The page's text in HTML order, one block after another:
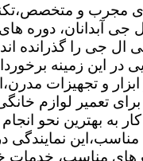
مجرب و
جی آبدانان، دوره
ال جی را گذرانده
در این زمینه
و تجهیزات
تعمیر لوازم
به بهترین نحو
نمایندگی
های مناسب، خدمات